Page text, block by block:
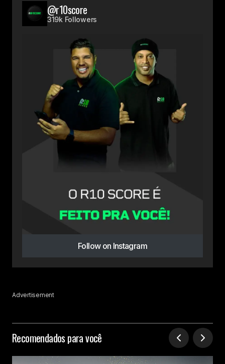
@r10score
319k Followers
Follow on Instagram
Advertisement
Recomendados para você